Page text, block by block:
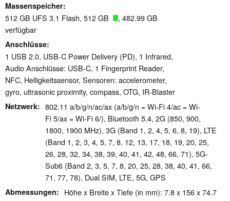
Massenspeicher
512 GB UFS 3.1 Flash, 512 GB
, 482.99 GB
verfügbar
Anschlüsse
1 USB 2.0, USB-C Power Delivery (PD), 1 Infrared,
Audio Anschlüsse: USB-C, 1 Fingerprint Reader,
NFC, Helligkeitssensor, Sensoren: accelerometer,
gyro, ultrasonic proximity, compass, OTG, IR-Blaster
Netzwerk
802.11 a/b/g/n/ac/ax (a/b/g/n = Wi-Fi 4/ac = Wi-
Fi 5/ax = Wi-Fi 6/), Bluetooth 5.4, 2G (850, 900,
1800, 1900 MHz), 3G (Band 1, 2, 4, 5, 6, 8, 19), LTE
(Band 1, 2, 3, 4, 5, 7, 8, 12, 13, 17, 18, 19, 20, 25,
26, 28, 32, 34, 38, 39, 40, 41, 42, 48, 66, 71), 5G-
Sub6 (Band 2, 3, 5, 7, 8, 20, 25, 28, 38, 40, 41, 66,
71, 77, 78), Dual SIM, LTE, 5G, GPS
Abmessungen Höhe x Breite x Tiefe (in mm): 7.8 x 156 x 74.7